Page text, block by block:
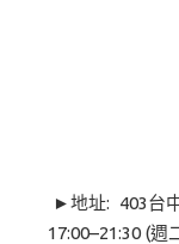
►地址: 403台
17:00–21:30 (